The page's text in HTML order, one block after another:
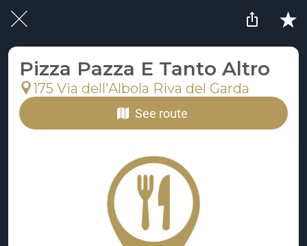
Pizza Pazza E Tanto Altro
175 Via dell'Albola Riva del Garda
See route